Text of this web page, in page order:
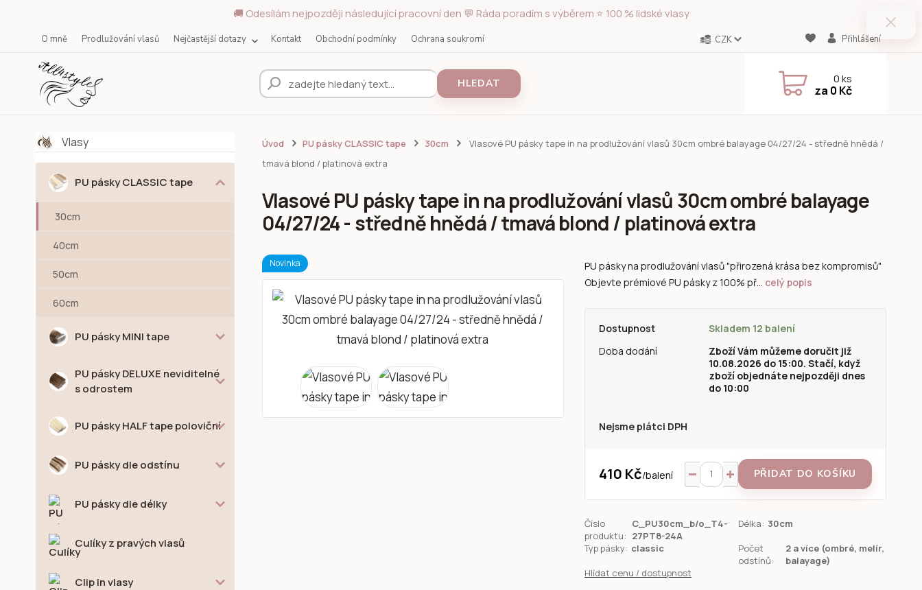
🚚 Odesílám nejpozději následující pracovní den 💬 Ráda poradím s výběrem ⭐ 100 % lidské vlasy
O mně Prodlužování vlasů Nejčastější dotazy Kontakt Obchodní podmínky Ochrana soukromí CZK Přihlášení
HLEDAT 0ks
za 0 Kč
Vlasy
PU pásky CLASSIC tape
30cm
40cm
50cm
60cm
PU pásky MINI tape
PU pásky DELUXE neviditelné
s odrostem
PU pásky HALF tape poloviční
PU pásky dle odstínu
PU pásky dle délky
Culíky z pravých vlasů
Clip in vlasy
Úvod PU pásky CLASSIC tape 30cm
Vlasové PU pásky tape in na prodlužování vlasů 30cm ombré balayage 04/27/24 - středně hnědá /
tmavá blond / platinová extra
Vlasové PU pásky tape in na prodlužování vlasů 30cm ombré balayage
04/27/24 - středně hnědá / tmavá blond / platinová extra
Novinka
PU pásky na prodlužování vlasů "přirozená krása bez kompromisů"
Objevte prémiové PU pásky z 100% př... celý popis
Dostupnost
Skladem 12 balení
Doba dodání
Zboží Vám můžeme doručit již
10.08.2026 do 15:00. Stačí, když
zboží objednáte nejpozději dnes
do 10:00
Nejsme plátci DPH
410 Kč/balení PŘIDAT DO KOŠÍKU
Číslo
produktu:
C_PU30cm_b/o_T4-
27PT8-24A
Délka: 30cm
Typ pásky: classic
Počet
odstínů:
2 a více (ombré, melír,
balayage)
Hlídat cenu / dostupnost